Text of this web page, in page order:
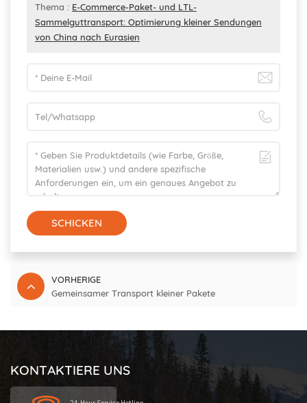
Thema : E-Commerce-Paket- und LTL-
Sammelguttransport: Optimierung kleiner Sendungen
von China nach Eurasien
SCHICKEN
VORHERIGE
Gemeinsamer Transport kleiner Pakete
KONTAKTIERE UNS